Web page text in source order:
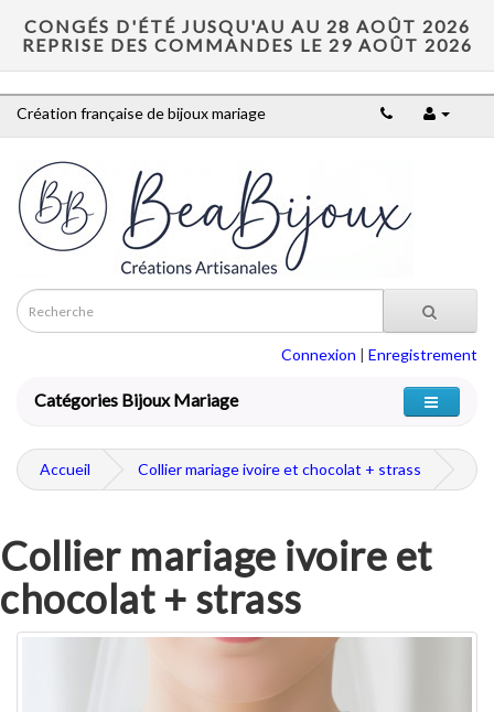
CONGÉS D'ÉTÉ JUSQU'AU AU 28 AOÛT 2026
REPRISE DES COMMANDES LE 29 AOÛT 2026
Création française de bijoux mariage
Connexion | Enregistrement
Catégories Bijoux Mariage
Accueil Collier mariage ivoire et chocolat + strass
Collier mariage ivoire et
chocolat + strass